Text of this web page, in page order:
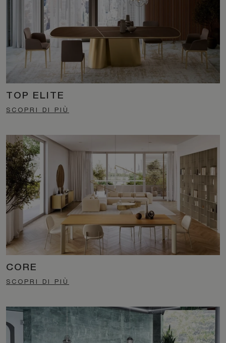
TOP ELITE
SCOPRI DI PIÙ
CORE
SCOPRI DI PIÙ